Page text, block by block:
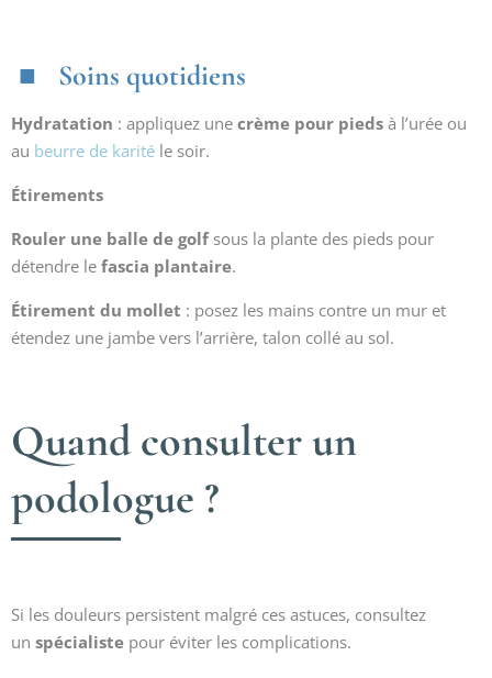
Soins quotidiens
Hydratation : appliquez une crème pour pieds à l’urée ou
au beurre de karité le soir.
Étirements
Rouler une balle de golfsous la plante des pieds pour
détendre le fascia plantaire.
Étirement du mollet : posez les mains contre un mur et
étendez une jambe vers l’arrière, talon collé au sol.
Quand consulter un
podologue ?
Si les douleurs persistent malgré ces astuces, consultez
un spécialiste pour éviter les complications.